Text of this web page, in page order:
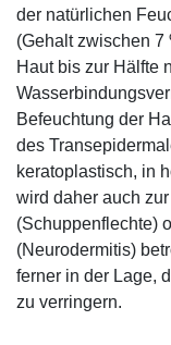
der natürlichen
(Gehalt zwischen 7
Haut bis zur Hälfte
Befeuchtung der
des
keratoplastisch, in
wird daher auch
(Schuppenflechte)
(Neurodermitis)
ferner in der Lage,
zu verringern.